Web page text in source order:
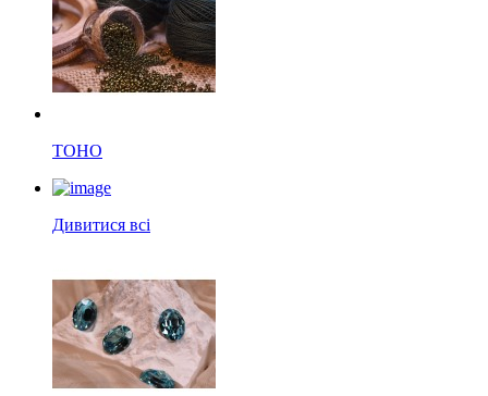
TOHO
Дивитися всі